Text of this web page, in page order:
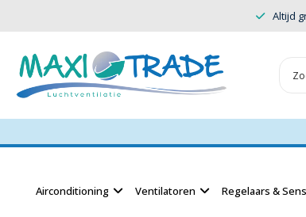
Altijd
Airconditioning Ventilatoren Regelaars &